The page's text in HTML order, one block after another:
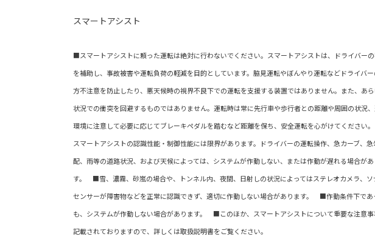
スマートアシスト
■スマートアシストに頼った運転は絶対に行わないでください。スマートアシストは、ドライバー
を補助し、事故被害や運転負荷の軽減を目的としています。脇見運転やぼんやり運転などドライバ
方不注意を防止したり、悪天候時の視界不良下での運転を支援する装置ではありません。また、あら
状況での衝突を回避するものではありません。運転時は常に先行車や歩行者との距離や周囲の状況
環境に注意して必要に応じてブレーキペダルを踏むなど距離を保ち、安全運転を心がけてくださ
スマートアシストの認識性能・制御性能には限界があります。ドライバーの運転操作、急カーブ、急
配、雨等の道路状況、および天候によっては、システムが作動しない、または作動が遅れる場合があ
す。 ■雪、濃霧、砂嵐の場合や、トンネル内、夜間、日射しの状況によってはステレオカメラ、ソ
センサーが障害物などを正常に認識できず、適切に作動しない場合があります。 ■作動条件下であ
も、システムが作動しない場合があります。 ■このほか、スマートアシストについて重要な注意
記載されておりますので、詳しくは取扱説明書をご覧ください。